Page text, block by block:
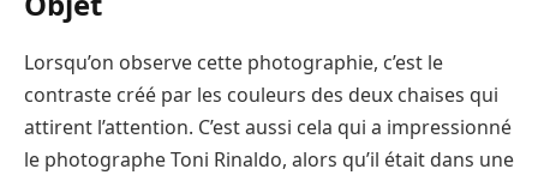
Lorsqu’on observe cette photographie, c’est le
contraste créé par les couleurs des deux chaises qui
attirent l’attention. C’est aussi cela qui a impressionné
le photographe Toni Rinaldo, alors qu’il était dans une